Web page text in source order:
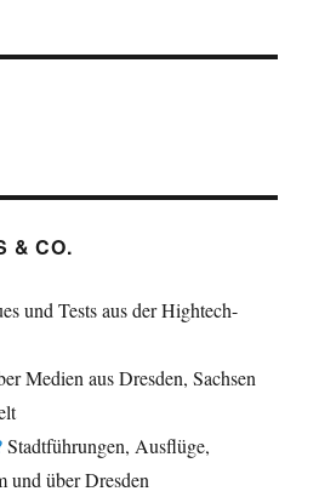
& CO.
und Tests aus der Hightech-
Medien aus Dresden, Sachsen
Stadtführungen, Ausflüge,
und über Dresden